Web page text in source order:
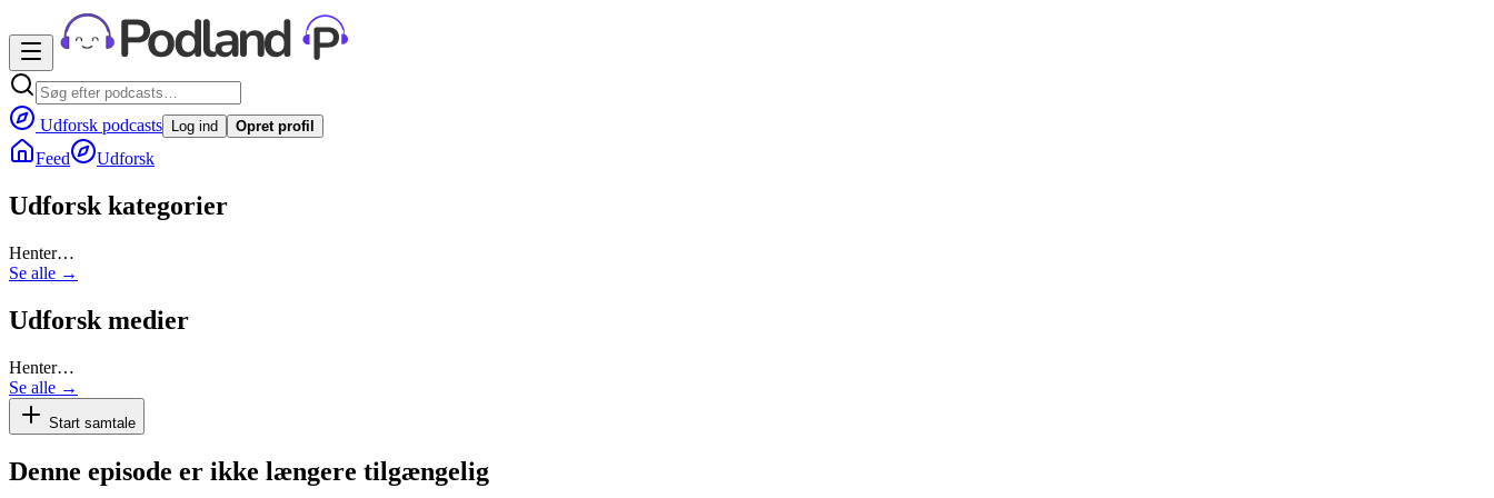
Udforsk podcasts Log ind Opret profil
Feed Udforsk
Udforsk kategorier
Henter…
Se alle →
Udforsk medier
Henter…
Se alle →
Start samtale
Denne episode er ikke længere tilgængelig